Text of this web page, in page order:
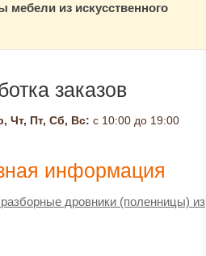
мебели из искусственного
заказов
Чт, Пт, Сб, Вс: с 10:00 до 19:00
информация
дровники (поленницы) из